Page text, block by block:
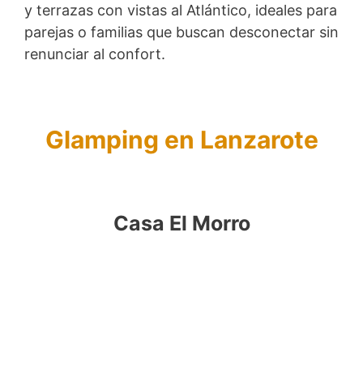
y terrazas con vistas al Atlántico, ideales para
parejas o familias que buscan desconectar sin
renunciar al confort.
Glamping en Lanzarote
Casa El Morro